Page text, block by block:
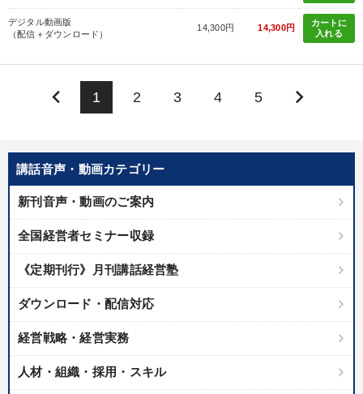
講話音声・動画カテゴリー
新刊音声・動画のご案内
全国経営者セミナー収録
《定期刊行》月刊講話経営塾
ダウンロード・配信対応
経営戦略・経営実務
人材・組織・採用・スキル
デジタル動画版
（配信＋ダウンロード）
14,300円 14,300円
カートに
入れる
keyboard_arrow_left 1 2 3 4 5 keyboard_arrow_right